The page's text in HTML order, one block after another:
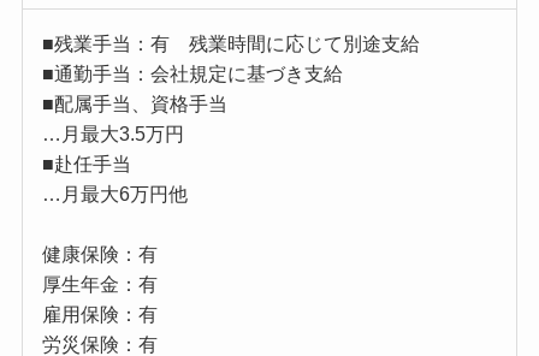
■残業手当：有 残業時間に応じて別途支給
■通勤手当：会社規定に基づき支給
■配属手当、資格手当
…月最大3.5万円
■赴任手当
…月最大6万円他
健康保険：有
厚生年金：有
雇用保険：有
労災保険：有